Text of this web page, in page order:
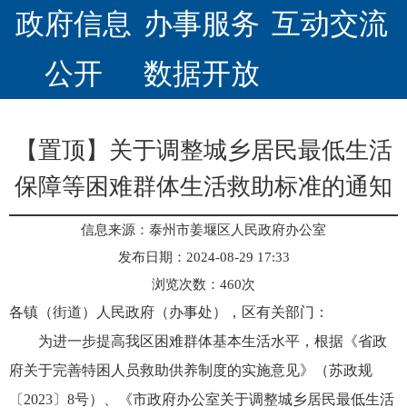
政府信息
公开
办事服务 互动交流
数据开放
【置顶】关于调整城乡居民最低生活
保障等困难群体生活救助标准的通知
信息来源：泰州市姜堰区人民政府办公室
发布日期：2024-08-29 17:33
浏览次数： 460次
各镇（街道）人民政府（办事处），区有关部门：
为进一步提高我区困难群体基本生活水平，根据《省政
府关于完善特困人员救助供养制度的实施意见》（苏政规
〔2023〕8号）、《市政府办公室关于调整城乡居民最低生活